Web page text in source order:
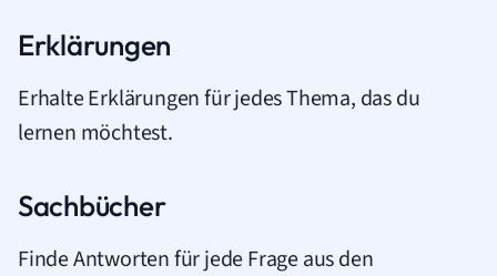
Erklärungen
Erhalte Erklärungen für jedes Thema, das du
lernen möchtest.
Sachbücher
Finde Antworten für jede Frage aus den